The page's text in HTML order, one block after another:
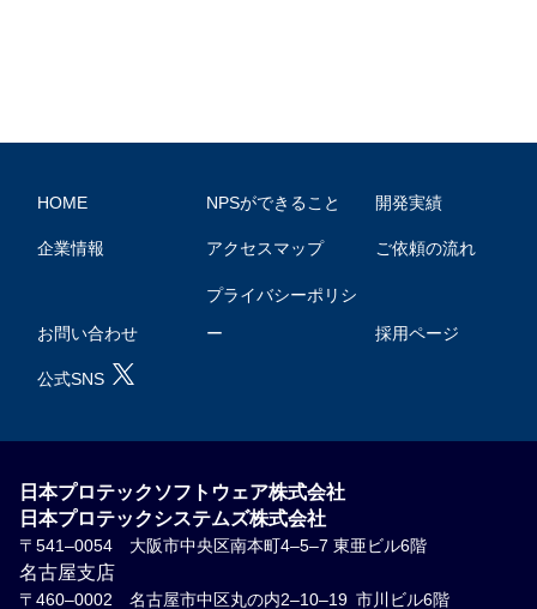
HOME NPSができること 開発実績
企業情報 アクセスマップ ご依頼の流れ
お問い合わせ
プライバシーポリシ
ー 採用ページ
公式SNS
日本プロテックソフトウェア株式会社
日本プロテックシステムズ株式会社
〒541–0054 大阪市中央区南本町4–5–7 東亜ビル6階
名古屋支店
〒460–0002 名古屋市中区丸の内2–10–19 市川ビル6階